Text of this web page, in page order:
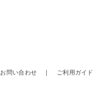
お問い合わせ ご利用ガイド